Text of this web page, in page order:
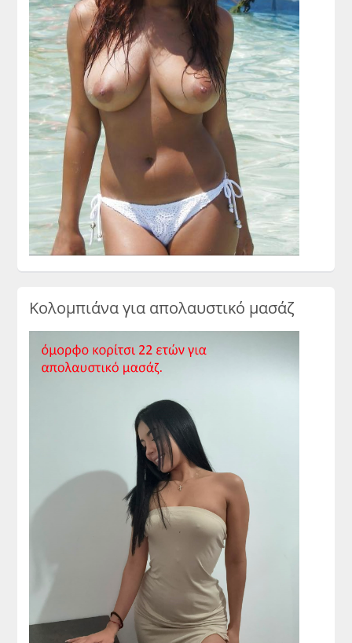
Κολομπιάνα για απολαυστικό μασάζ